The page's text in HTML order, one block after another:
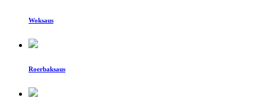
Woksaus
Roerbaksaus